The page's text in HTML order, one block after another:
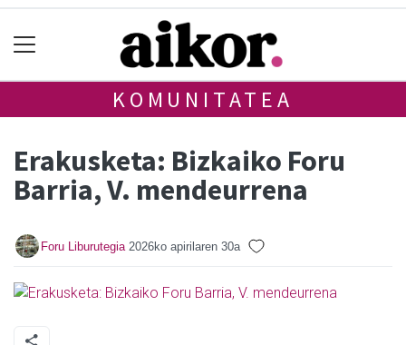
KOMUNITATEA
Erakusketa: Bizkaiko Foru
Barria, V. mendeurrena
Foru Liburutegia 2026ko apirilaren 30a